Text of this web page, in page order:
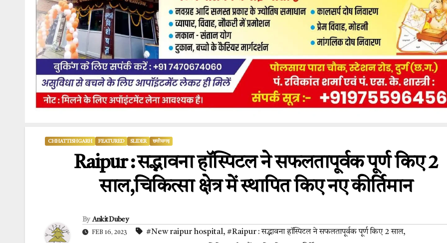
CHHATTISHGARH FEATURED SLIDER छत्तीसगढ़
Raipur : सद्भावना हॉस्पिटल ने सफलतापूर्वक पूर्ण किए 2
साल,चिकित्सा क्षेत्र में स्थापित किए नए कीर्तिमान
By Ankit Dubey
FEB 16, 2023 #New raipur hospital, #Raipur : सद्भावना हॉस्पिटल ने सफलतापूर्वक पूर्ण किए 2 साल,